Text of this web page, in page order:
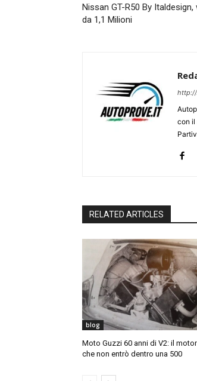
Nissan GT-R50 By
da 1,1 Milioni
http://
con il
RELATED ARTICLES
blog
Moto Guzzi 60 anni di V2: il
che non entrò dentro una 500